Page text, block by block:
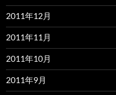
2011年12月
2011年11月
2011年10月
2011年9月